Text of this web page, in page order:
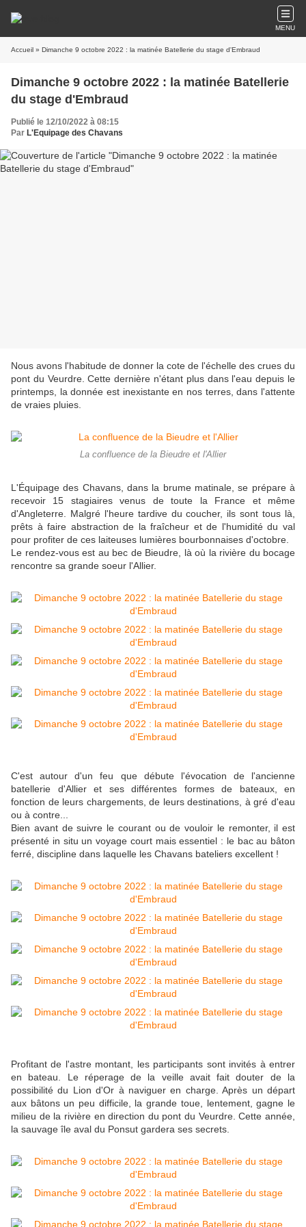
MENU
Accueil » Dimanche 9 octobre 2022 : la matinée Batellerie du stage d'Embraud
Dimanche 9 octobre 2022 : la matinée Batellerie
du stage d'Embraud
Publié le 12/10/2022 à 08:15
Par L'Equipage des Chavans
Nous avons l'habitude de donner la cote de l'échelle des crues du
pont du Veurdre. Cette dernière n'étant plus dans l'eau depuis le
printemps, la donnée est inexistante en nos terres, dans l'attente
de vraies pluies.
La confluence de la Bieudre et l'Allier
L'Équipage des Chavans, dans la brume matinale, se prépare à
recevoir 15 stagiaires venus de toute la France et même
d'Angleterre. Malgré l'heure tardive du coucher, ils sont tous là,
prêts à faire abstraction de la fraîcheur et de l'humidité du val
pour profiter de ces laiteuses lumières bourbonnaises d'octobre.
Le rendez-vous est au bec de Bieudre, là où la rivière du bocage
rencontre sa grande soeur l'Allier.
C'est autour d'un feu que débute l'évocation de l'ancienne
batellerie d'Allier et ses différentes formes de bateaux, en
fonction de leurs chargements, de leurs destinations, à gré d'eau
ou à contre...
Bien avant de suivre le courant ou de vouloir le remonter, il est
présenté in situ un voyage court mais essentiel : le bac au bâton
ferré, discipline dans laquelle les Chavans bateliers excellent !
Profitant de l'astre montant, les participants sont invités à entrer
en bateau. Le réperage de la veille avait fait douter de la
possibilité du Lion d'Or à naviguer en charge. Après un départ
aux bâtons un peu difficile, la grande toue, lentement, gagne le
milieu de la rivière en direction du pont du Veurdre. Cette année,
la sauvage île aval du Ponsut gardera ses secrets.